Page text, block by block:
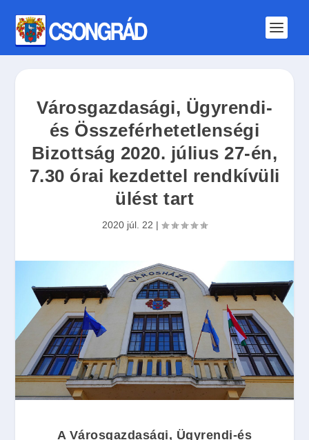
Városgazdasági, Ügyrendi-
és Összeférhetetlenségi
Bizottság 2020. július 27-én,
7.30 órai kezdettel rendkívüli
ülést tart
2020 júl. 22 |
A Városgazdasági, Ügyrendi-és